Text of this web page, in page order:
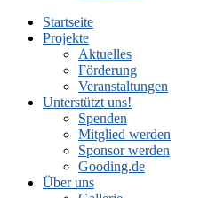
Startseite
Projekte
Aktuelles
Förderung
Veranstaltungen
Unterstützt uns!
Spenden
Mitglied werden
Sponsor werden
Gooding.de
Über uns